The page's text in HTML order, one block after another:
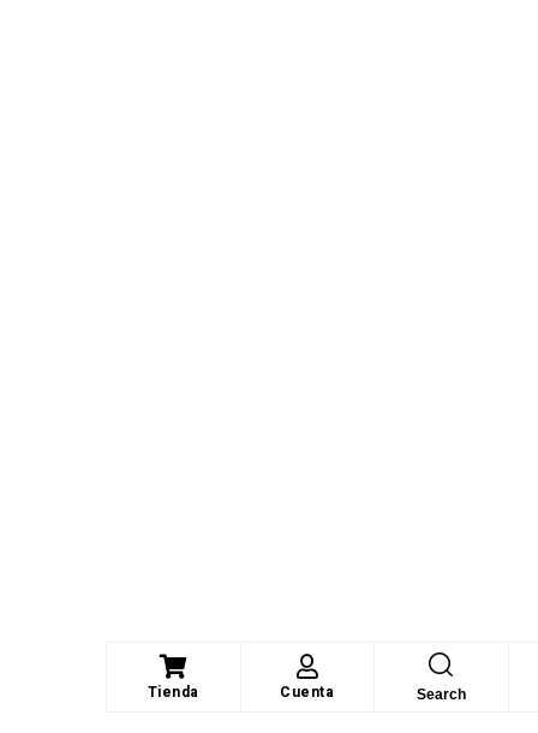
Tienda Cuenta Search